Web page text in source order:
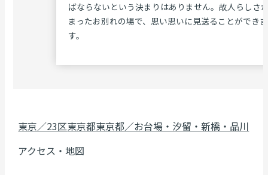
ばならないという決まりはありません。故人らしさ
まったお別れの場で、思い思いに見送ることができま
す。
東京／23区東京都東京都／お台場・汐留・新橋・品川
アクセス・地図